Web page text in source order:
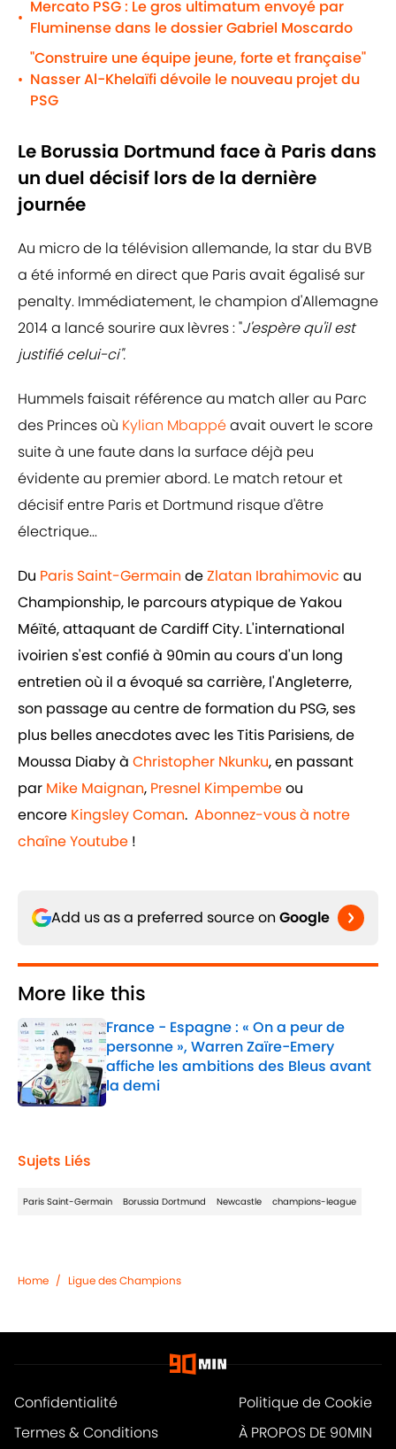
•
Mercato PSG : Le gros ultimatum envoyé par
Fluminense dans le dossier Gabriel Moscardo
•
"Construire une équipe jeune, forte et française"
Nasser Al-Khelaïfi dévoile le nouveau projet du
PSG
Le Borussia Dortmund face à Paris dans
un duel décisif lors de la dernière
journée
Au micro de la télévision allemande, la star du BVB
a été informé en direct que Paris avait égalisé sur
penalty. Immédiatement, le champion d'Allemagne
2014 a lancé sourire aux lèvres : "J'espère qu'il est
justifié celui-ci".
Hummels faisait référence au match aller au Parc
des Princes où Kylian Mbappéavait ouvert le score
suite à une faute dans la surface déjà peu
évidente au premier abord. Le match retour et
décisif entre Paris et Dortmund risque d'être
électrique...
Du Paris Saint-Germain deZlatan Ibrahimovic au
Championship, le parcours atypique de Yakou
Méïté, attaquant de Cardiff City. L'international
ivoirien s'est confié à 90min au cours d'un long
entretien où il a évoqué sa carrière, l'Angleterre,
son passage au centre de formation du PSG, ses
plus belles anecdotes avec les Titis Parisiens, de
Moussa Diaby à Christopher Nkunku, en passant
par Mike Maignan, Presnel Kimpembeou
encore Kingsley Coman. Abonnez-vous à notre
chaîne Youtube !
Add us as a preferred source on Google
More like this
France - Espagne : « On a peur de
personne », Warren Zaïre-Emery
affiche les ambitions des Bleus avant
la demi
Published by on Invalid Date
Sujets Liés
Paris Saint-Germain Borussia Dortmund Newcastle champions-league
Home / Ligue des Champions
Confidentialité
Politique de Cookie
Termes & Conditions
À PROPOS DE 90MIN